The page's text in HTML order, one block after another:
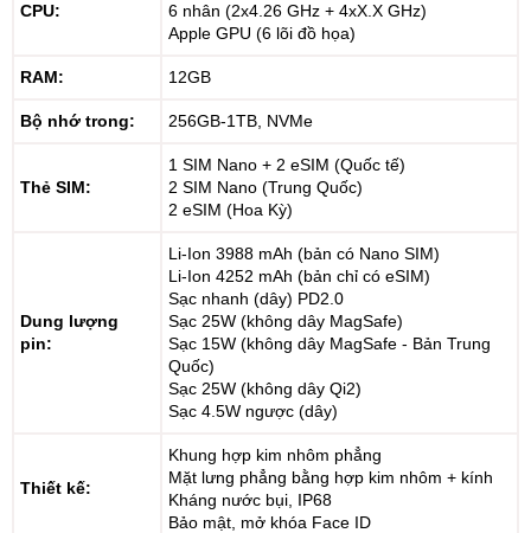
CPU:
6 nhân (2x4.26 GHz + 4xX.X GHz)
Apple GPU (6 lõi đồ họa)
RAM: 12GB
Bộ nhớ trong: 256GB-1TB, NVMe
Thẻ SIM:
1 SIM Nano + 2 eSIM (Quốc tế)
2 SIM Nano (Trung Quốc)
2 eSIM (Hoa Kỳ)
Dung lượng
pin:
Li-Ion 3988 mAh (bản có Nano SIM)
Li-Ion 4252 mAh (bản chỉ có eSIM)
Sạc nhanh (dây) PD2.0
Sạc 25W (không dây MagSafe)
Sạc 15W (không dây MagSafe - Bản Trung
Quốc)
Sạc 25W (không dây Qi2)
Sạc 4.5W ngược (dây)
Thiết kế:
Khung hợp kim nhôm phẳng
Mặt lưng phẳng bằng hợp kim nhôm + kính
Kháng nước bụi, IP68
Bảo mật, mở khóa Face ID